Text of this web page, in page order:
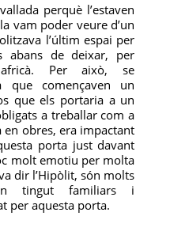
perquè l’estaven
vam poder veure d’un
l’últim espai per
abans de deixar, per
Per això, se
que començaven un
que els portaria a un
a treballar com a
en obres, era impactant
porta just davant
molt emotiu per molta
dir l’Hipòlit, són molts
tingut familiars i
per aquesta porta.